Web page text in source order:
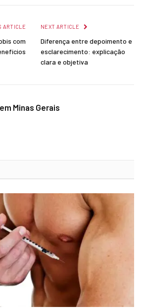
ARTICLE
com
NEXT ARTICLE
Diferença entre depoimento e
esclarecimento: explicação
clara e objetiva
Minas Gerais